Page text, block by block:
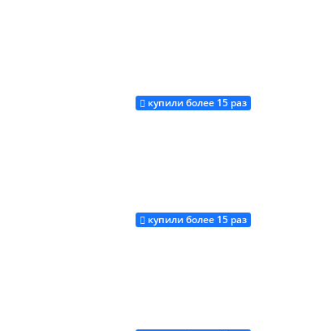
Купить
купили более 15 раз
Купить
купили более 15 раз